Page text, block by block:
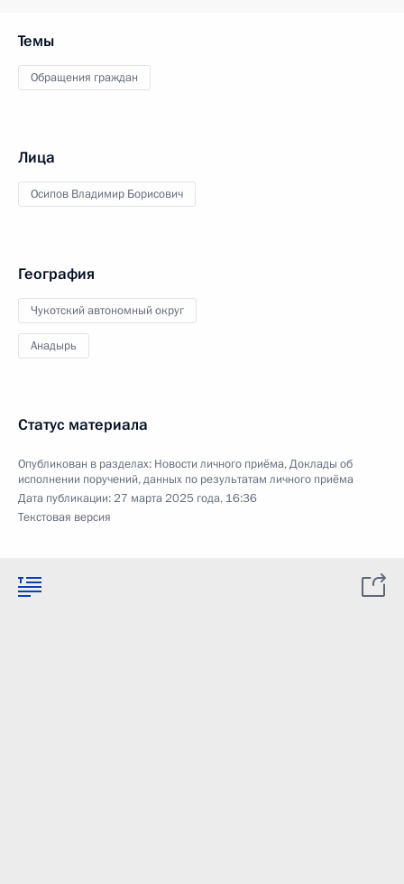
Темы
Обращения граждан
Лица
Осипов Владимир Борисович
География
Чукотский автономный округ
Анадырь
Статус материала
Опубликован в разделах: Новости личного приёма,Доклады об
исполнении поручений, данных по результатам личного приёма
Дата публикации:27 марта 2025 года, 16:36
Текстовая версия